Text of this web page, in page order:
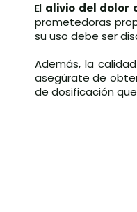
El alivio del dolor
prometedoras
su uso debe ser
Además, la
asegúrate de
de dosificación